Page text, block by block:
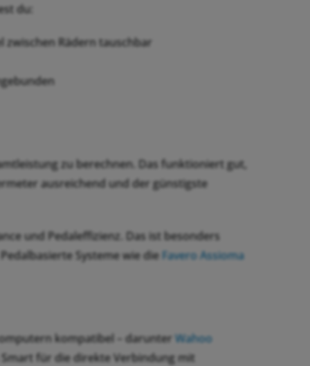
du:
zwischen Rädern tauschbar
zu berechnen. Das funktioniert gut,
ausreichend und der günstigste
und Pedaleffizienz. Das ist besonders
Systeme wie die Favero Assioma
kompatibel – darunter Wahoo
für die direkte Verbindung mit